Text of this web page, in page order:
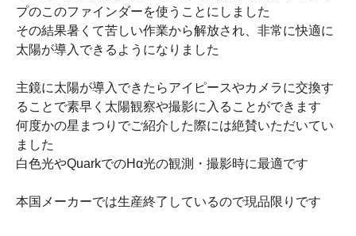
プのこのファインダーを使うことにしました
その結果暑くて苦しい作業から解放され、非常に快適に
太陽が導入できるようになりました
主鏡に太陽が導入できたらアイピースやカメラに交換す
ることで素早く太陽観察や撮影に入ることができます
何度かの星まつりでご紹介した際には絶賛いただいてい
ました
白色光やQuarkでのHα光の観測・撮影時に最適です
本国メーカーでは生産終了しているので現品限りです